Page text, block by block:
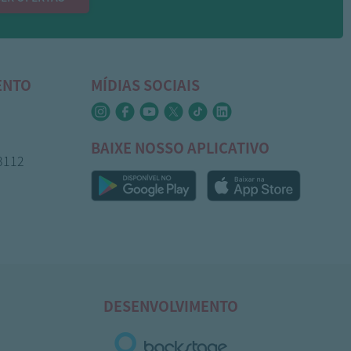
MÍDIAS SOCIAIS
BAIXE NOSSO APLICATIVO
DESENVOLVIMENTO